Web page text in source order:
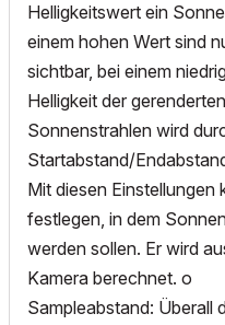
Helligkeitswert ein
einem hohen Wert sind
sichtbar, bei einem
Helligkeit der gerenderten
Sonnenstrahlen wird
Startabstand/
Mit diesen Einstellungen
festlegen, in dem
werden sollen. Er wird
Kamera berechnet. o
Sampleabstand: Überall